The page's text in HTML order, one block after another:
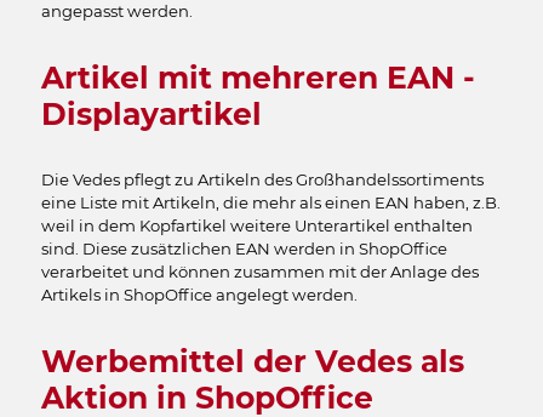
angepasst werden.
Artikel mit mehreren EAN -
Displayartikel
Die Vedes pflegt zu Artikeln des Großhandelssortiments
eine Liste mit Artikeln, die mehr als einen EAN haben, z.B.
weil in dem Kopfartikel weitere Unterartikel enthalten
sind. Diese zusätzlichen EAN werden in ShopOffice
verarbeitet und können zusammen mit der Anlage des
Artikels in ShopOffice angelegt werden.
Werbemittel der Vedes als
Aktion in ShopOffice